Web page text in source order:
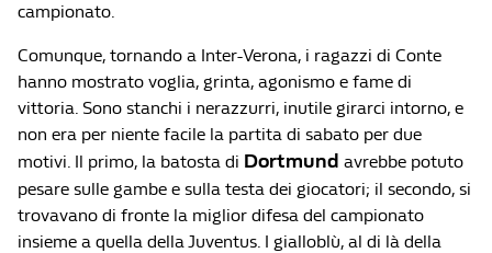
campionato.
Comunque, tornando a Inter-Verona, i ragazzi di Conte
hanno mostrato voglia, grinta, agonismo e fame di
vittoria. Sono stanchi i nerazzurri, inutile girarci intorno, e
non era per niente facile la partita di sabato per due
motivi. Il primo, la batosta di Dortmund avrebbe potuto
pesare sulle gambe e sulla testa dei giocatori; il secondo, si
trovavano di fronte la miglior difesa del campionato
insieme a quella della Juventus. I gialloblù, al di là della